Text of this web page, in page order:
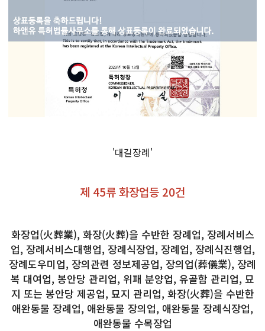
'대길장례'
제 45류 화장업등 20건
화장업(火葬業), 화장(火葬)을 수반한 장례업, 장례서비스
업, 장례서비스대행업, 장례식장업, 장례업, 장례식진행업,
장례도우미업, 장의관련 정보제공업, 장의업(葬儀業), 장례
복 대여업, 봉안당 관리업, 위패 분양업, 유골함 관리업, 묘
지 또는 봉안당 제공업, 묘지 관리업, 화장(火葬)을 수반한
애완동물 장례업, 애완동물 장의업, 애완동물 장례식장업,
애완동물 수목장업